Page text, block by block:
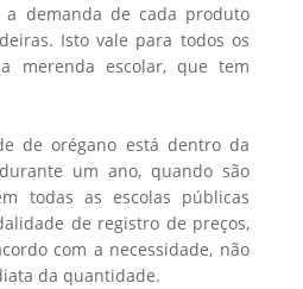
a demanda de cada produto
Isto vale para todos os
merenda escolar, que tem
de orégano está dentro da
um ano, quando são
todas as escolas públicas
de registro de preços,
com a necessidade, não
da quantidade.